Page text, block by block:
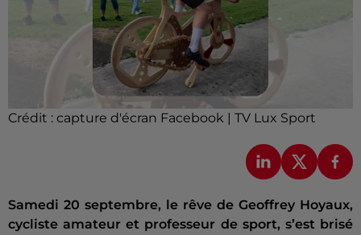
Crédit : capture d'écran Facebook | TV Lux Sport
Samedi 20 septembre, le rêve de Geoffrey Hoyaux,
cycliste amateur et professeur de sport, s’est brisé